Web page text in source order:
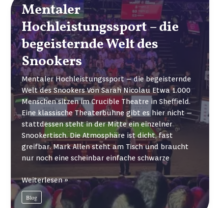
die
Welt
der
ETH
Mentaler
Hochleistungssport – die
begeisternde Welt des
Snookers
Mentaler Hochleistungssport – die begeisternde
Welt des Snookers Von Sarah Nicolau Etwa 1.000
Menschen sitzen im Crucible Theatre in Sheﬃeld.
Eine klassische Theaterbühne gibt es hier nicht –
stattdessen steht in der Mitte ein einzelner
Snookertisch. Die Atmosphäre ist dicht, fast
greifbar. Mark Allen steht am Tisch und braucht
nur noch eine scheinbar einfache schwarze
Mentaler
Hochleistungssport
–
Weiterlesen »
Blog